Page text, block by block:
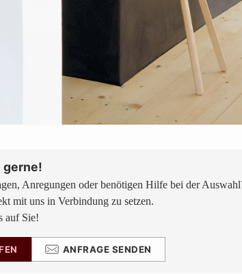
gerne!
Anregungen oder benötigen Hilfe bei der
mit uns in Verbindung zu setzen.
auf Sie!
ANFRAGE SENDEN